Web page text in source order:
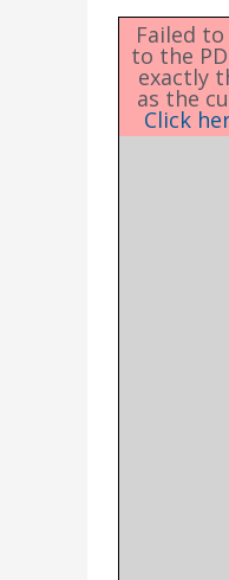
Failed
to the
exactly
as the
Click